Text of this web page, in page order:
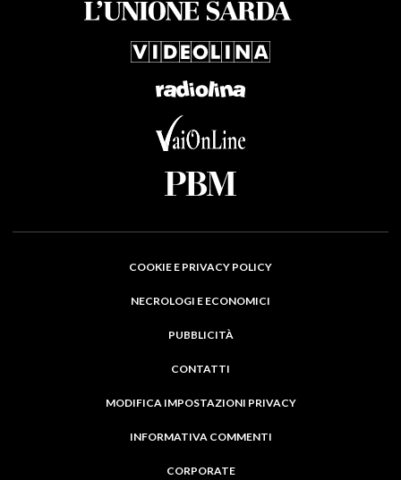
COOKIE E PRIVACY POLICY
NECROLOGI E ECONOMICI
PUBBLICITÀ
CONTATTI
MODIFICA IMPOSTAZIONI PRIVACY
INFORMATIVA COMMENTI
CORPORATE